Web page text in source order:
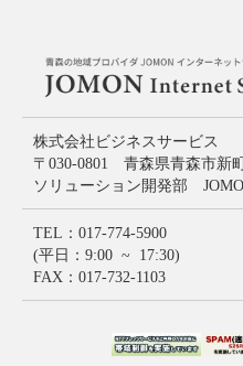
株式会社ビジネスサービス
〒030-0801 青森県青森市新
ソリューション開発部
TEL：017-774-5900
(平日：9:00 ~ 17:30)
FAX：017-732-1103